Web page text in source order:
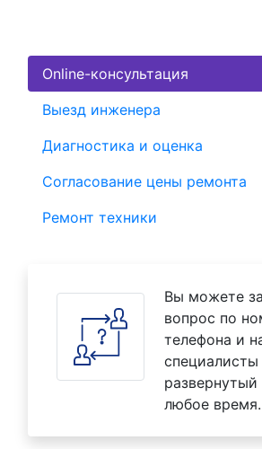
Online-консультация
Выезд инженера
Диагностика и оценка
Согласование цены ремонта
Ремонт техники
Вы можете
вопрос по
телефона и
специалисты
развернутый
любое время.